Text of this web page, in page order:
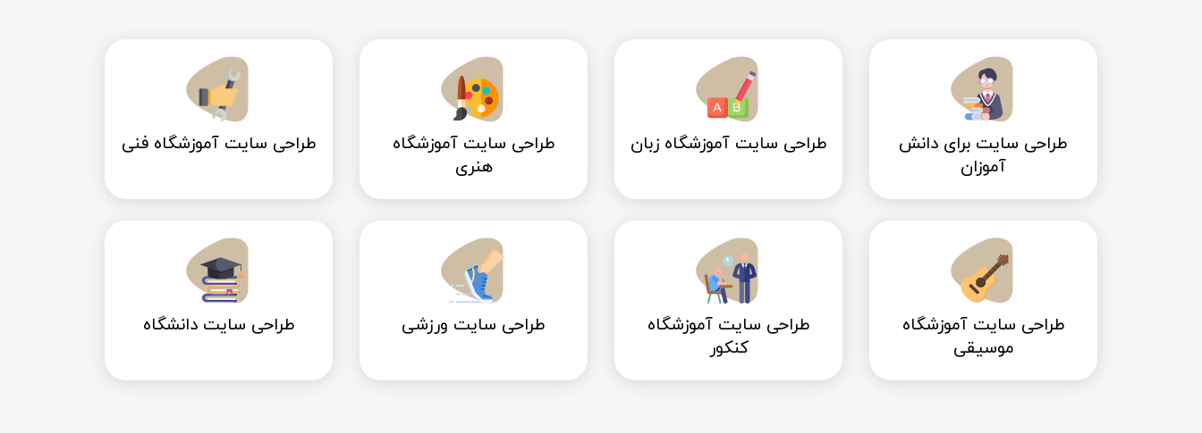
طراحی سایت برای دانش
آموزان
طراحی سایت آموزشگاه زبان
طراحی سایت آموزشگاه
هنری
طراحی سایت آموزشگاه فنی
طراحی سایت آموزشگاه
موسیقی
طراحی سایت آموزشگاه
کنکور
طراحی سایت ورزشی طراحی سایت دانشگاه